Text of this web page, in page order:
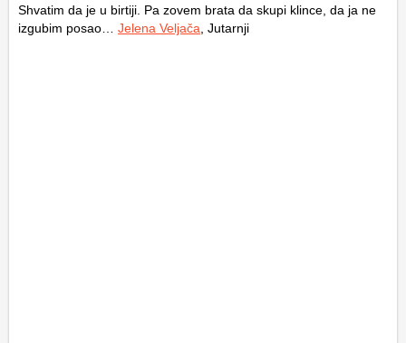
Shvatim da je u birtiji. Pa zovem brata da skupi klince, da ja ne
izgubim posao… Jelena Veljača , Jutarnji